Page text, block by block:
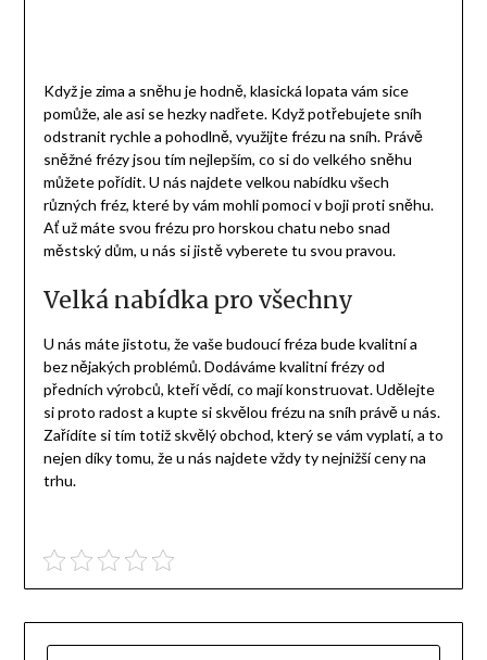
Když je zima a sněhu je hodně, klasická lopata vám sice
pomůže, ale asi se hezky nadřete. Když potřebujete sníh
odstranit rychle a pohodlně, využijte frézu na sníh. Právě
sněžné frézyjsou tím nejlepším, co si do velkého sněhu
můžete pořídit. U nás najdete velkou nabídku všech
různých fréz, které by vám mohli pomoci v boji proti sněhu.
Ať už máte svou frézu pro horskou chatu nebo snad
městský dům, u nás si jistě vyberete tu svou pravou.
Velká nabídka pro všechny
U nás máte jistotu, že vaše budoucí fréza bude kvalitní a
bez nějakých problémů. Dodáváme kvalitní frézy od
předních výrobců, kteří vědí, co mají konstruovat. Udělejte
si proto radost a kupte si skvělou frézu na sníh právě u nás.
Zařídíte si tím totiž skvělý obchod, který se vám vyplatí, a to
nejen díky tomu, že u nás najdete vždy ty nejnižší ceny na
trhu.